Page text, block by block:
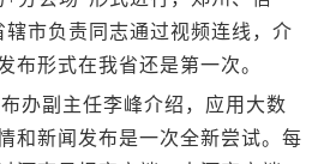
辖市负责同志通过视频连线，介
布形式在我省还是第一次。
办副主任李峰介绍，应用大数
和新闻发布是一次全新尝试。每